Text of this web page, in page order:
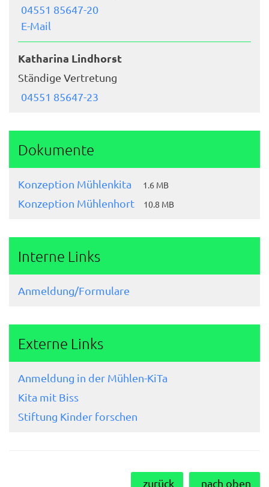
04551 85647-20
E-Mail
Katharina Lindhorst
Ständige Vertretung
04551 85647-23
Dokumente
Konzeption Mühlenkita 1.6 MB
Konzeption Mühlenhort 10.8 MB
Interne Links
Anmeldung/Formulare
Externe Links
Anmeldung in der Mühlen-KiTa
Kita mit Biss
Stiftung Kinder forschen
nach oben
zurück